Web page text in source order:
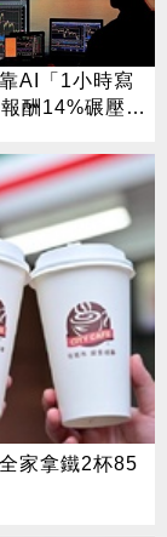
AI「1小時寫
酬14%碾壓標
去炒股
家拿鐵2杯85